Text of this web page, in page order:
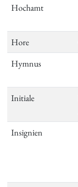
Hochamt
Hore
Hymnus
Initiale
Insignien